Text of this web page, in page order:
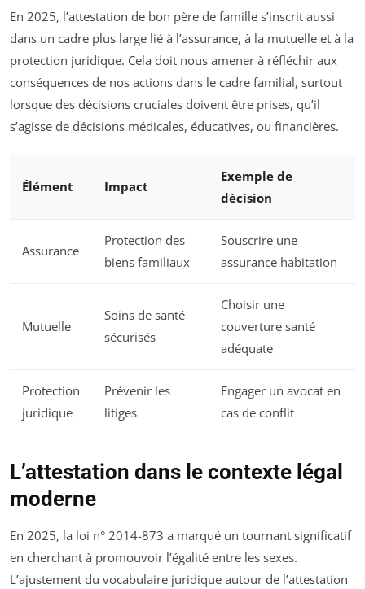
En 2025, l’attestation de bon père de famille s’inscrit aussi
dans un cadre plus large lié à l’assurance, à la mutuelle et à la
protection juridique. Cela doit nous amener à réfléchir aux
conséquences de nos actions dans le cadre familial, surtout
lorsque des décisions cruciales doivent être prises, qu’il
s’agisse de décisions médicales, éducatives, ou financières.
Élément Impact
Exemple de
décision
Assurance
Protection des
biens familiaux
Souscrire une
assurance habitation
Mutuelle
Soins de santé
sécurisés
Choisir une
couverture santé
adéquate
Protection
juridique
Prévenir les
litiges
Engager un avocat en
cas de conflit
L’attestation dans le contexte légal
moderne
En 2025, la loi n° 2014-873 a marqué un tournant significatif
en cherchant à promouvoir l’égalité entre les sexes.
L’ajustement du vocabulaire juridique autour de l’attestation